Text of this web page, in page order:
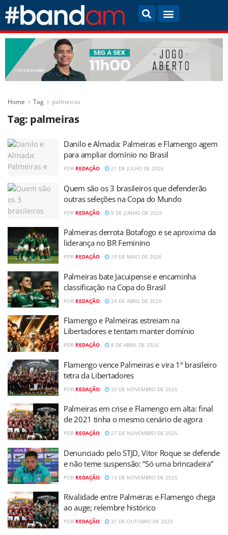
Home Tag palmeiras
Tag: palmeiras
Danilo e Almada: Palmeiras e Flamengo agem
para ampliar domínio no Brasil
POR REDAÇÃO 21 DE JULHO DE 2026
Quem são os 3 brasileiros que defenderão
outras seleções na Copa do Mundo
POR REDAÇÃO 9 DE JUNHO DE 2026
Palmeiras derrota Botafogo e se aproxima da
liderança no BR Feminino
POR REDAÇÃO 19 DE MAIO DE 2026
Palmeiras bate Jacuipense e encaminha
classificação na Copa do Brasil
POR REDAÇÃO 24 DE ABRIL DE 2026
Flamengo e Palmeiras estreiam na
Libertadores e tentam manter domínio
POR REDAÇÃO 8 DE ABRIL DE 2026
Flamengo vence Palmeiras e vira 1º brasileiro
tetra da Libertadores
POR REDAÇÃO 30 DE NOVEMBRO DE 2025
Palmeiras em crise e Flamengo em alta: final
de 2021 tinha o mesmo cenário de agora
POR REDAÇÃO 27 DE NOVEMBRO DE 2025
Denunciado pelo STJD, Vitor Roque se defende
e não teme suspensão: “Só uma brincadeira”
POR REDAÇÃO 13 DE NOVEMBRO DE 2025
Rivalidade entre Palmeiras e Flamengo chega
ao auge; relembre histórico
POR REDAÇÃO 31 DE OUTUBRO DE 2025